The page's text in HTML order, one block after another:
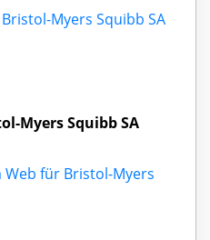
Bristol-Myers Squibb SA
Myers Squibb SA
für Bristol-Myers